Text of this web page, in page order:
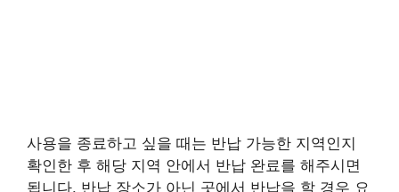
사용을 종료하고 싶을 때는 반납 가능한 지역인지
확인한 후 해당 지역 안에서 반납 완료를 해주시면
됩니다. 반납 장소가 아닌 곳에서 반납을 할 경우 요